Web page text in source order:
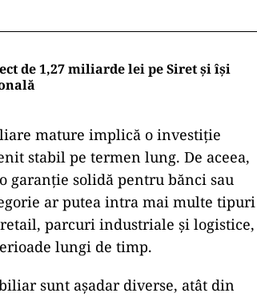
de 1,27 miliarde lei pe Siret și își
mature implică o investiție
stabil pe termen lung. De aceea,
garanție solidă pentru bănci sau
ar putea intra mai multe tipuri
parcuri industriale și logistice,
lungi de timp.
sunt așadar diverse, atât din